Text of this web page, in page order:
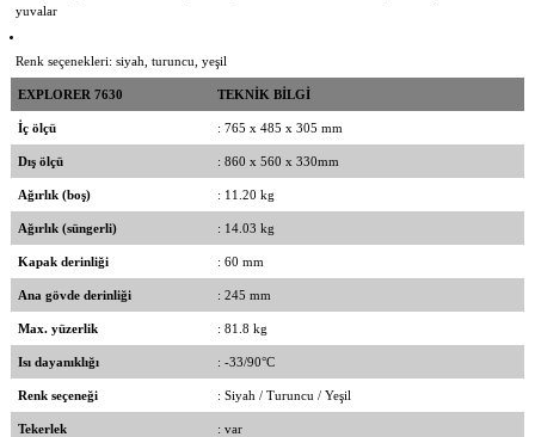
yuvalar
Renk seçenekleri: siyah, turuncu, yeşil
EXPLORER 7630 TEKNİK BİLGİ
İç ölçü : 765 x 485 x 305 mm
Dış ölçü : 860 x 560 x 330mm
Ağırlık (boş) : 11.20 kg
Ağırlık (süngerli) : 14.03 kg
Kapak derinliği : 60 mm
Ana gövde derinliği : 245 mm
Max. yüzerlik : 81.8 kg
Isı dayanıklığı : -33/90°C
Renk seçeneği : Siyah / Turuncu / Yeşil
Tekerlek : var